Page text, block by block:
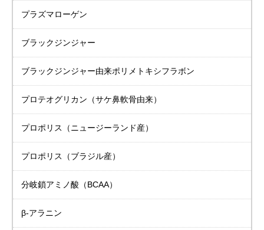
プラズマローゲン
ブラックジンジャー
ブラックジンジャー由来ポリメトキシフラボン
プロテオグリカン （サケ鼻軟骨由来）
プロポリス （ニュージーランド産）
プロポリス （ブラジル産）
分岐鎖アミノ酸（BCAA）
β-アラニン